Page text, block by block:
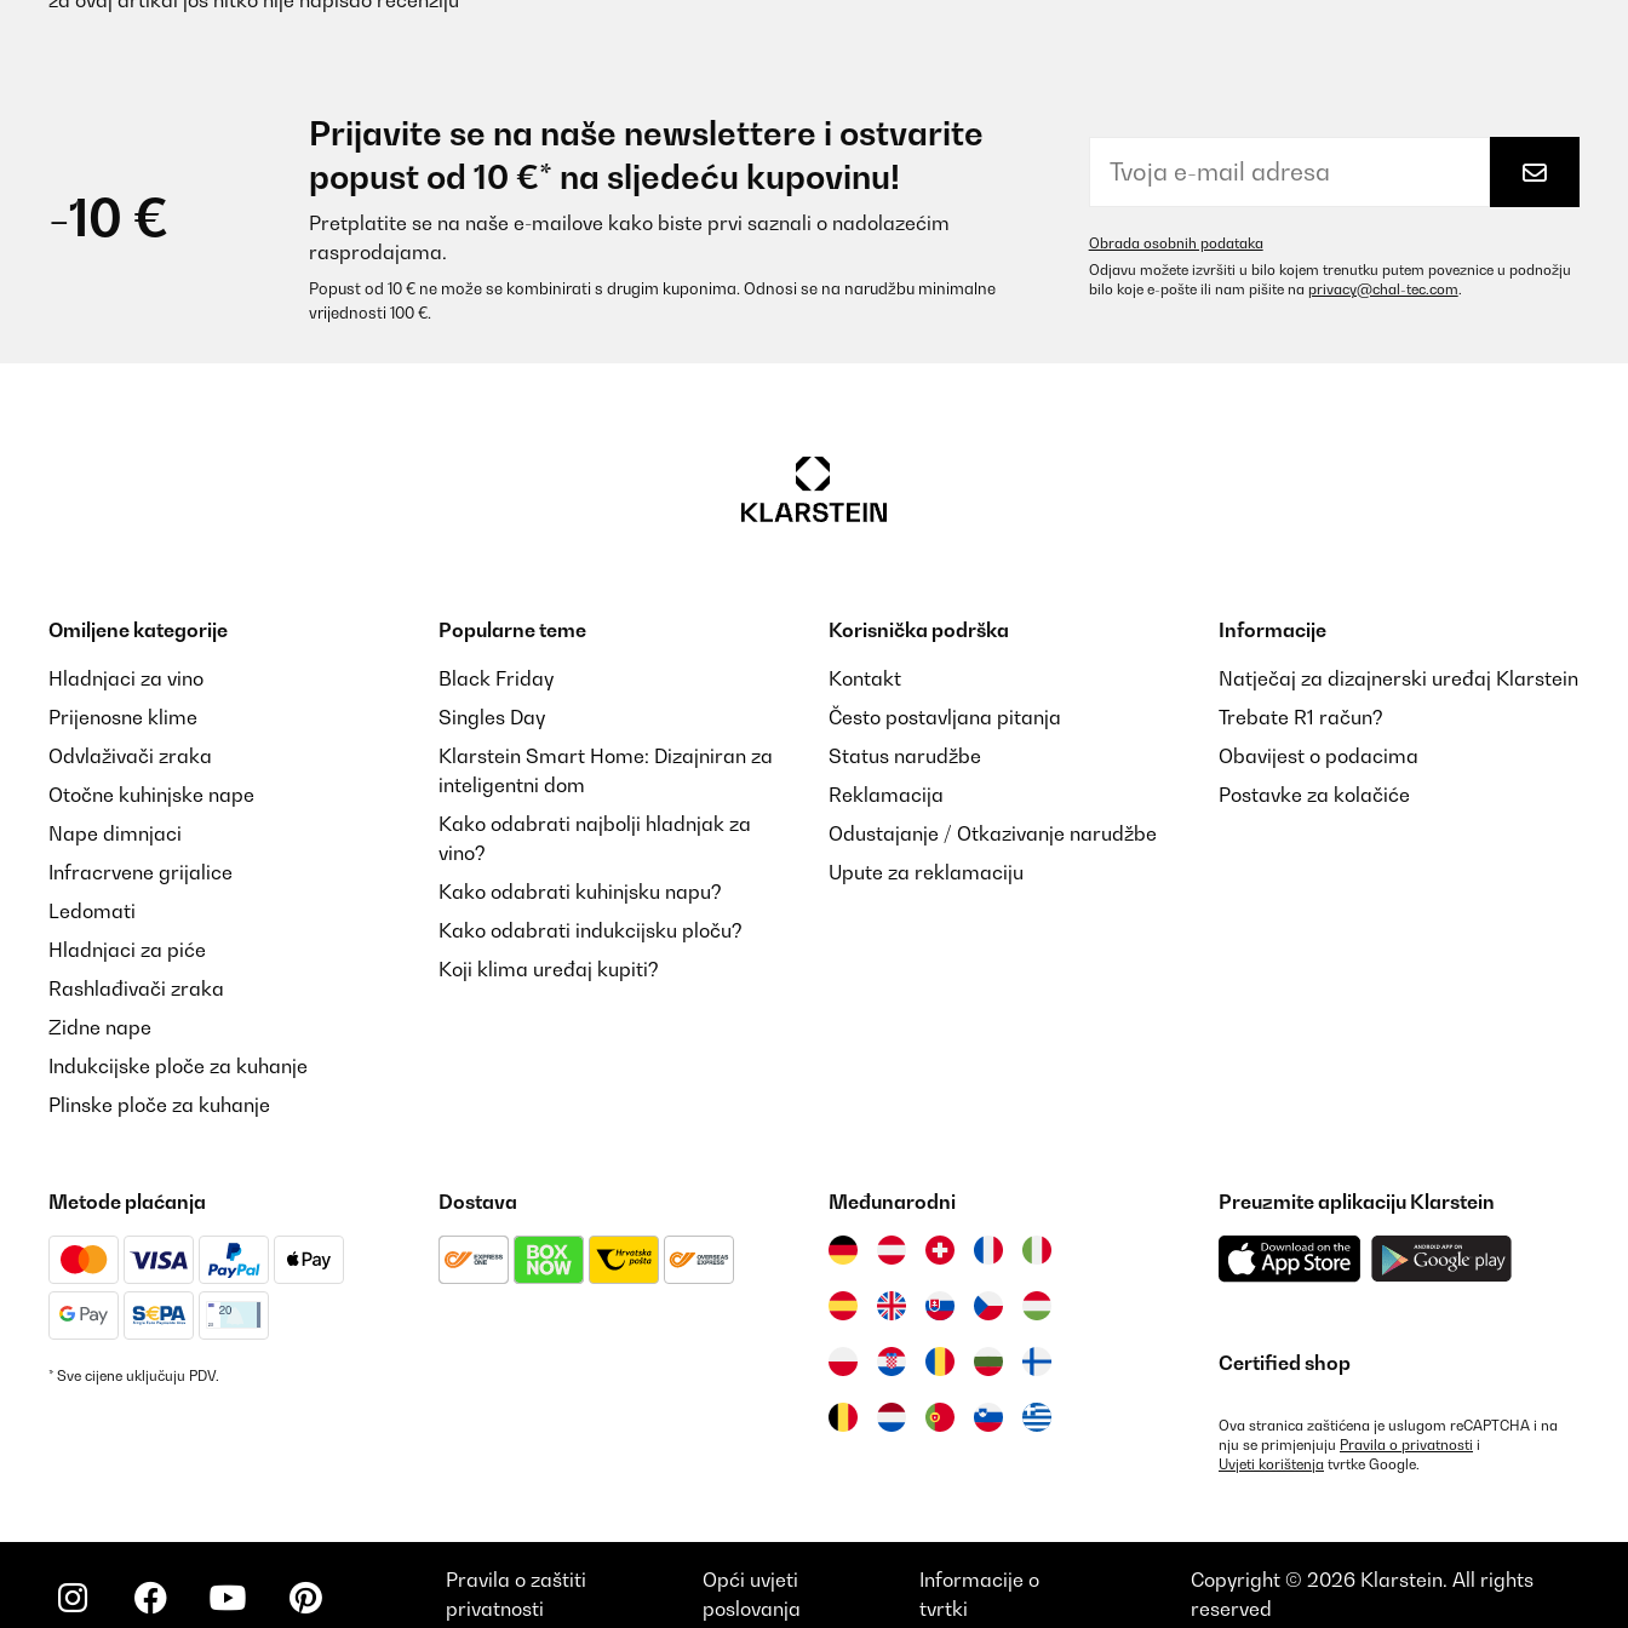
-10 €
Prijavite se na naše newslettere i ostvarite
popust od 10 €* na sljedeću kupovinu!
Pretplatite se na naše e-mailove kako biste prvi saznali o nadolazećim
rasprodajama.
Popust od 10 € ne može se kombinirati s drugim kuponima. Odnosi se na narudžbu minimalne
vrijednosti 100 €.
Obrada osobnih podataka
Odjavu možete izvršiti u bilo kojem trenutku putem poveznice u podnožju
bilo koje e-pošte ili nam pišite na privacy@chal-tec.com.
Omiljene kategorije
Hladnjaci za vino
Prijenosne klime
Odvlaživači zraka
Otočne kuhinjske nape
Nape dimnjaci
Infracrvene grijalice
Ledomati
Hladnjaci za piće
Rashlađivači zraka
Zidne nape
Indukcijske ploče za kuhanje
Plinske ploče za kuhanje
Popularne teme
Black Friday
Singles Day
Klarstein Smart Home: Dizajniran za
inteligentni dom
Kako odabrati najbolji hladnjak za
vino?
Kako odabrati kuhinjsku napu?
Kako odabrati indukcijsku ploču?
Koji klima uređaj kupiti?
Korisnička podrška
Kontakt
Često postavljana pitanja
Status narudžbe
Reklamacija
Odustajanje / Otkazivanje narudžbe
Upute za reklamaciju
Informacije
Natječaj za dizajnerski uređaj Klarstein
Trebate R1 račun?
Obavijest o podacima
Postavke za kolačiće
Metode plaćanja
* Sve cijene uključuju PDV.
Dostava Međunarodni Preuzmite aplikaciju Klarstein
Certified shop
Ova stranica zaštićena je uslugom reCAPTCHA i na
nju se primjenjuju Pravila o privatnosti i
Uvjeti korištenja tvrtke Google.
Pravila o zaštiti
privatnosti
Opći uvjeti
poslovanja
Informacije o
tvrtki
Copyright © 2026 Klarstein. All rights
reserved